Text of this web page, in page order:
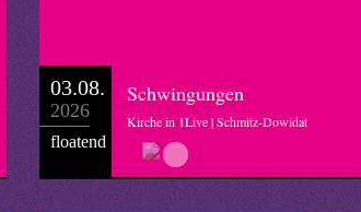
03.08.
2026
floatend
Schwingungen
Kirche in 1Live | Schmitz-Dowidat